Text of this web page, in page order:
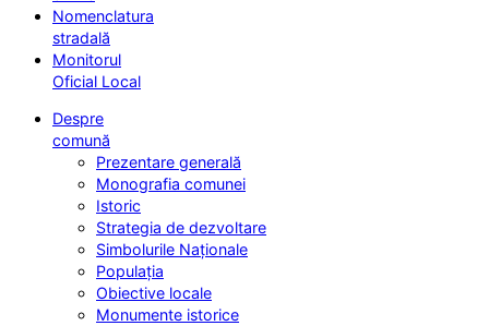
Nomenclatura
stradală
Monitorul
Oficial Local
Despre
comună
Prezentare generală
Monografia comunei
Istoric
Strategia de dezvoltare
Simbolurile Naționale
Populația
Obiective locale
Monumente istorice